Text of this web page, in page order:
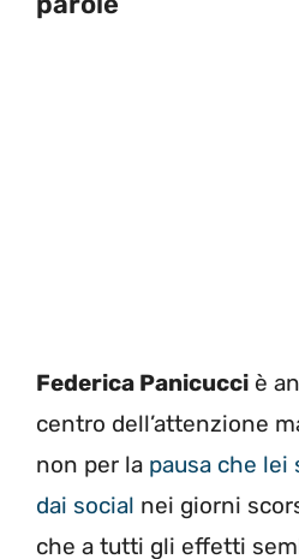
Federica Panicucci è
centro dell’attenzione
non per la pausa che lei
dai social nei giorni
che a tutti gli effetti